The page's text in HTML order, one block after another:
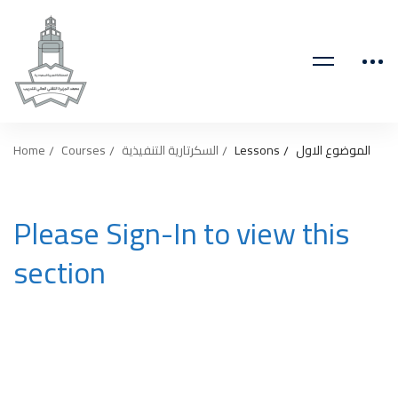
Home Courses السكرتارية التنفيذية Lessons الموضوع الاول
Please Sign-In to view this
section